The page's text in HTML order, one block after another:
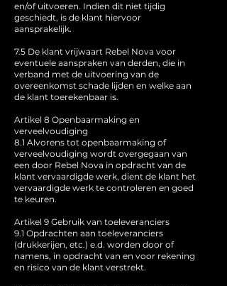
en/of uitvoeren. Indien dit niet tijdig
geschiedt, is de klant hiervoor
aansprakelijk.
7.5 De klant vrijwaart Rebel Nova voor
eventuele aanspraken van derden, die in
verband met de uitvoering van de
overeenkomst schade lijden en welke aan
de klant toerekenbaar is.
Artikel 8 Openbaarmaking en
verveelvoudiging
8.1 Alvorens tot openbaarmaking of
verveelvoudiging wordt overgegaan van
een door Rebel Nova in opdracht van de
klant vervaardigde werk, dient de klant het
vervaardigde werk te controleren en goed
te keuren.
Artikel 9 Gebruik van toeleveranciers
9.1 Opdrachten aan toeleveranciers
(drukkerijen, etc.) e.d. worden door of
namens, in opdracht van en voor rekening
en risico van de klant verstrekt.